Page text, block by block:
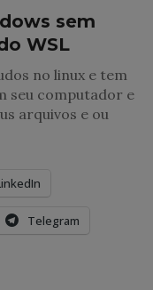
sem
WSL
no linux e tem
seu computador e
arquivos e ou
Telegram